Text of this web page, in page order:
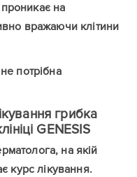
на
вражаючи клітини
потрібна
грибка
GENESIS
, на якій
курс лікування.
Надіслати
Ваш телефон
Надіслати